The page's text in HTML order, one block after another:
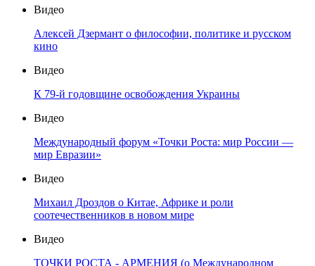
Видео
Алексей Дзермант о философии, политике и русском
кино
Видео
К 79-й годовщине освобождения Украины
Видео
Международный форум «Точки Роста: мир России —
мир Евразии»
Видео
Михаил Дроздов о Китае, Африке и роли
соотечественников в новом мире
Видео
ТОЧКИ РОСТА - АРМЕНИЯ (о Международном